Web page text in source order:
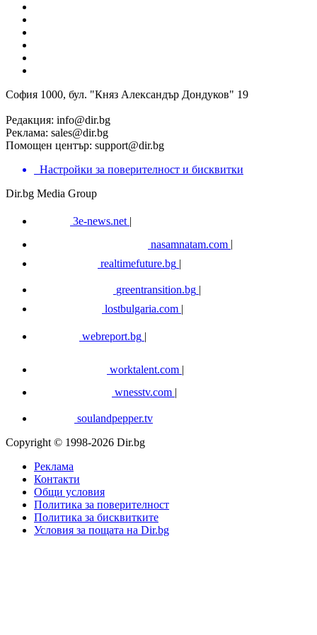
София 1000, бул. "Княз Александър Дондуков" 19
Редакция: info@dir.bg
Реклама: sales@dir.bg
Помощен център: support@dir.bg
Настройки за поверителност и бисквитки
Dir.bg Media Group
3e-news.net |
nasamnatam.com
realtimefuture.bg |
greentransition.bg |
lostbulgaria.com |
webreport.bg |
worktalent.com |
wnesstv.com |
soulandpepper.tv
Copyright © 1998-2026 Dir.bg
Реклама
Контакти
Общи условия
Политика за поверителност
Политика за бисквитките
Условия за пощата на Dir.bg